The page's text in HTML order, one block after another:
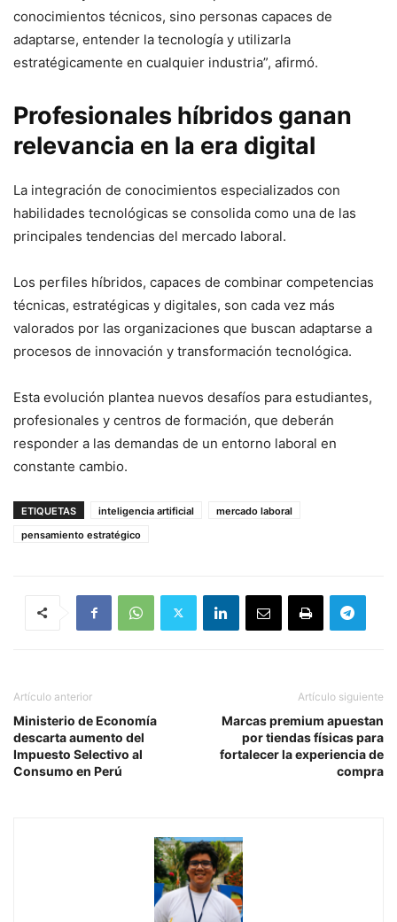
conocimientos técnicos, sino personas capaces de
adaptarse, entender la tecnología y utilizarla
estratégicamente en cualquier industria”, afirmó.
Profesionales híbridos ganan
relevancia en la era digital
La integración de conocimientos especializados con
habilidades tecnológicas se consolida como una de las
principales tendencias del mercado laboral.
Los perfiles híbridos, capaces de combinar competencias
técnicas, estratégicas y digitales, son cada vez más
valorados por las organizaciones que buscan adaptarse a
procesos de innovación y transformación tecnológica.
Esta evolución plantea nuevos desafíos para estudiantes,
profesionales y centros de formación, que deberán
responder a las demandas de un entorno laboral en
constante cambio.
ETIQUETAS inteligencia artificial
mercado laboral
pensamiento estratégico
Artículo anterior
Ministerio de Economía
descarta aumento del
Impuesto Selectivo al
Consumo en Perú
Artículo siguiente
Marcas premium apuestan
por tiendas físicas para
fortalecer la experiencia de
compra